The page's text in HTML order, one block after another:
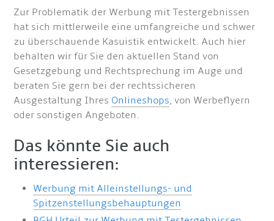
Zur Problematik der Werbung mit Testergebnissen
hat sich mittlerweile eine umfangreiche und schwer
zu überschauende Kasuistik entwickelt. Auch hier
behalten wir für Sie den aktuellen Stand von
Gesetzgebung und Rechtsprechung im Auge und
beraten Sie gern bei der rechtssicheren
Ausgestaltung Ihres Onlineshops, von Werbeflyern
oder sonstigen Angeboten.
Das könnte Sie auch
interessieren:
Werbung mit Alleinstellungs- und
Spitzenstellungsbehauptungen